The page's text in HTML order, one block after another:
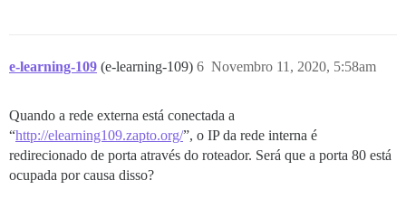
e-learning-109 (e-learning-109) Novembro 11, 2020, 5:58am
6
Quando a rede externa está conectada a
“http://elearning109.zapto.org/”, o IP da rede interna é
redirecionado de porta através do roteador. Será que a porta 80 está
ocupada por causa disso?